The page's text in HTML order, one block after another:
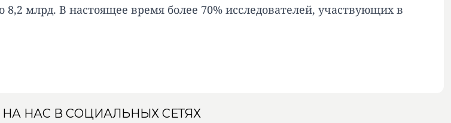
8,2 млрд. В настоящее время более 70% исследователей, участвующих в
НАС В СОЦИАЛЬНЫХ СЕТЯХ